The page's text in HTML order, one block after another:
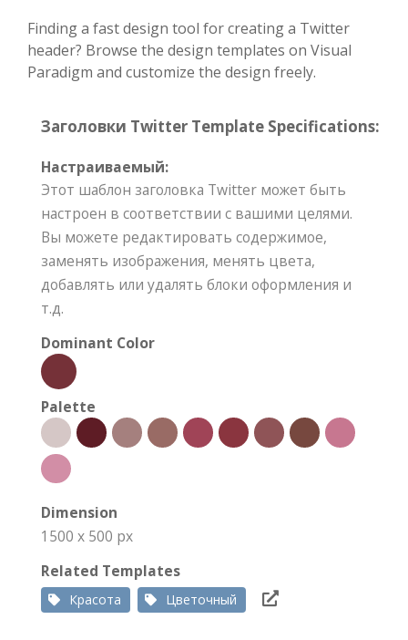
Finding a fast design tool for creating a Twitter
header? Browse the design templates on Visual
Paradigm and customize the design freely.
Заголовки Twitter Template Specifications:
Настраиваемый:
Этот шаблон заголовка Twitter может быть
настроен в соответствии с вашими целями.
Вы можете редактировать содержимое,
заменять изображения, менять цвета,
добавлять или удалять блоки оформления и
т.д.
Dominant Color
Palette
Dimension
1500 x 500 px
Related Templates
Красота Цветочный